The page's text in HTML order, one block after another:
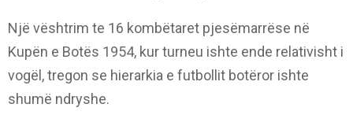
Një vështrim te 16 kombëtaret pjesëmarrëse në
Kupën e Botës 1954, kur turneu ishte ende relativisht i
vogël, tregon se hierarkia e futbollit botëror ishte
shumë ndryshe.